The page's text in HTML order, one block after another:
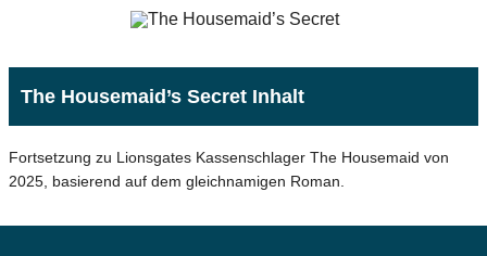
The Housemaid’s Secret Inhalt
Fortsetzung zu Lionsgates Kassenschlager The Housemaid von
2025, basierend auf dem gleichnamigen Roman.